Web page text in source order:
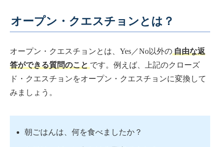
オープン・クエスチョンとは？
オープン・クエスチョンとは、Yes／No以外の自由な返
答ができる質問のこと です。例えば、上記のクローズ
ド・クエスチョンをオープン・クエスチョンに変換して
みましょう。
朝ごはんは、何を食べましたか？